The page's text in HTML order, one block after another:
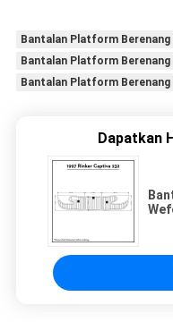
Bantalan Platform Berenang
Bantalan Platform
Bantalan Platform
Dapatkan